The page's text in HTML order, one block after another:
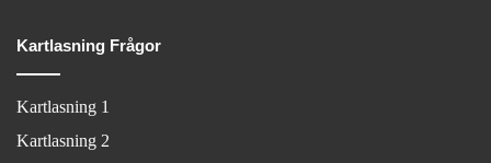
Kartlasning Frågor
Kartlasning 1
Kartlasning 2